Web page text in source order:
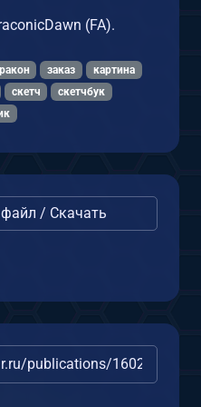
(FA).
заказ
картина
скетч
скетчбук
/ Скачать
publications/16023/